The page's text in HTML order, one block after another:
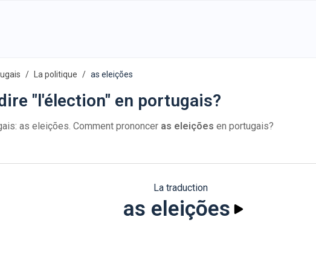
La politique as eleições
"l'élection" en portugais?
as eleições. Comment prononcer as eleições en portugais?
La traduction
as eleições